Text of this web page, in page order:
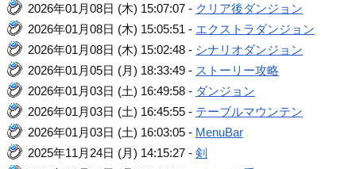
2026年01月08日 (木) 15:07:07 - クリア後ダンジョン
2026年01月08日 (木) 15:05:51 - エクストラダンジョン
2026年01月08日 (木) 15:02:48 - シナリオダンジョン
2026年01月05日 (月) 18:33:49 - ストーリー攻略
2026年01月03日 (土) 16:49:58 - ダンジョン
2026年01月03日 (土) 16:45:55 - テーブルマウンテン
2026年01月03日 (土) 16:03:05 - MenuBar
2025年11月24日 (月) 14:15:27 -剣